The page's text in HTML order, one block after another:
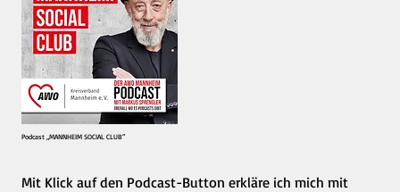
Podcast „MANNHEIM SOCIAL CLUB“
Mit Klick auf den Podcast-Button erkläre ich mich mit